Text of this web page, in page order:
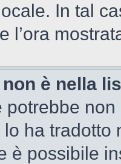
In tal
l’ora
è nella
potrebbe
ha
è possibile